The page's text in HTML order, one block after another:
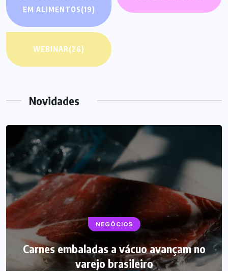
EM ALIMENTOS(19)
WEBINAR(26)
Novidades
NEGÓCIOS
Carnes embaladas a vácuo avançam no
varejo brasileiro
BEBIDAS LANÇAMENTOS
Starbucks aposta em leite proteico no
Brasil